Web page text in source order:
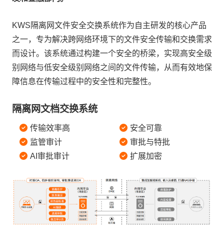
KWS隔离网文件安全交换系统作为自主研发的核心产品
之一，专为解决跨网络环境下的文件安全传输和交换需求
而设计。该系统通过构建一个安全的桥梁，实现高安全级
别网络与低安全级别网络之间的文件传输，从而有效地保
障信息在传输过程中的安全性和完整性。
隔离网文档交换系统
传输效率高
安全可靠
监管审计
审批与特批
AI审批审计
扩展加密